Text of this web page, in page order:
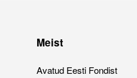
Meist
Avatud Eesti Fondist